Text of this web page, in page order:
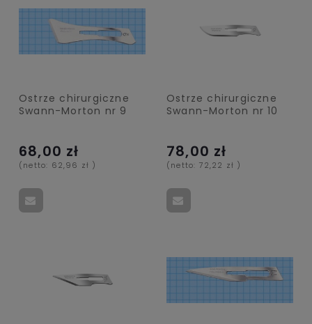
Ostrze chirurgiczne
Swann-Morton nr 9
68,00 zł
(netto: 62,96 zł )
Ostrze chirurgiczne
Swann-Morton nr 10
78,00 zł
(netto: 72,22 zł )